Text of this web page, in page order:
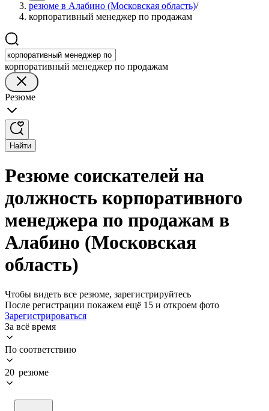
резюме в Алабино (Московская область)/
корпоративный менеджер по продажам
корпоративный менеджер по продажам
Резюме
Найти
Резюме соискателей на
должность корпоративного
менеджера по продажам в
Алабино (Московская
область)
Чтобы видеть все резюме, зарегистрируйтесь
После регистрации покажем ещё 15 и откроем фото
Зарегистрироваться
За всё время
По соответствию
20 резюме